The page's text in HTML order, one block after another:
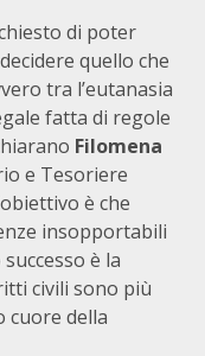
di poter
quello che
tra l’eutanasia
fatta di regole
Filomena
e Tesoriere
è che
insopportabili
è la
civili sono più
cuore della